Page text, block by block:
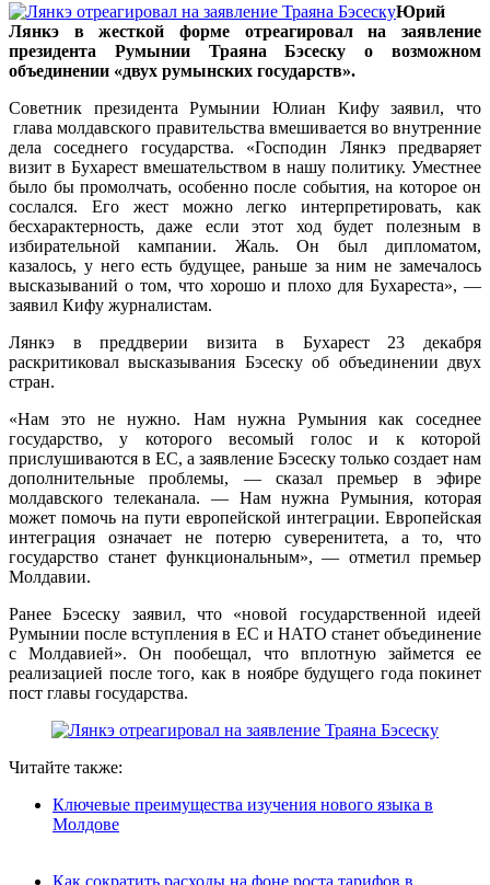
Юрий
Лянкэ в жесткой форме отреагировал на заявление
президента Румынии Траяна Бэсеску о возможном
объединении «двух румынских государств».
Советник президента Румынии Юлиан Кифу заявил, что
глава молдавского правительства вмешивается во внутренние
дела соседнего государства. «Господин Лянкэ предваряет
визит в Бухарест вмешательством в нашу политику. Уместнее
было бы промолчать, особенно после события, на которое он
сослался. Его жест можно легко интерпретировать, как
бесхарактерность, даже если этот ход будет полезным в
избирательной кампании. Жаль. Он был дипломатом,
казалось, у него есть будущее, раньше за ним не замечалось
высказываний о том, что хорошо и плохо для Бухареста», —
заявил Кифу журналистам.
Лянкэ в преддверии визита в Бухарест 23 декабря
раскритиковал высказывания Бэсеску об объединении двух
стран.
«Нам это не нужно. Нам нужна Румыния как соседнее
государство, у которого весомый голос и к которой
прислушиваются в ЕС, а заявление Бэсеску только создает нам
дополнительные проблемы, — сказал премьер в эфире
молдавского телеканала. — Нам нужна Румыния, которая
может помочь на пути европейской интеграции. Европейская
интеграция означает не потерю суверенитета, а то, что
государство станет функциональным», — отметил премьер
Молдавии.
Ранее Бэсеску заявил, что «новой государственной идеей
Румынии после вступления в ЕС и НАТО станет объединение
с Молдавией». Он пообещал, что вплотную займется ее
реализацией после того, как в ноябре будущего года покинет
пост главы государства.
Читайте также:
Ключевые преимущества изучения нового языка в
Молдове
Как сократить расходы на фоне роста тарифов в